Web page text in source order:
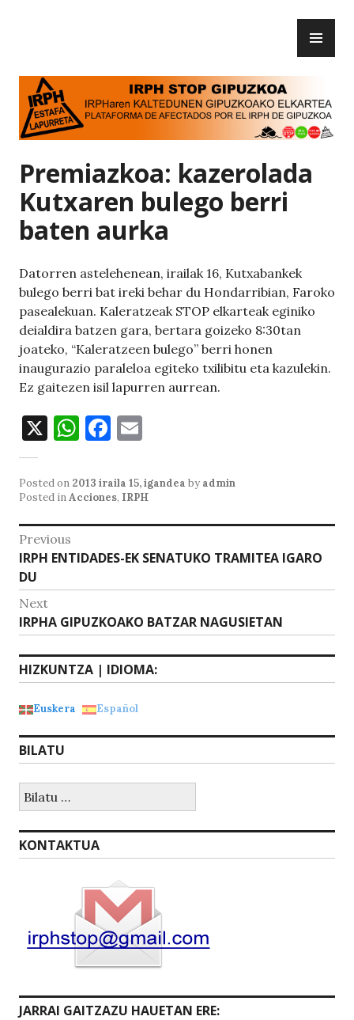
Premiazkoa: kazerolada
Kutxaren bulego berri
baten aurka
Datorren astelehenean, irailak 16, Kutxabankek
bulego berri bat ireki behar du Hondarribian, Faroko
pasealekuan. Kaleratzeak STOP elkarteak eginiko
deialdira batzen gara, bertara goizeko 8:30tan
joateko, “Kaleratzeen bulego” berri honen
inaugurazio paraleloa egiteko txilibitu eta kazulekin.
Ez gaitezen isil lapurren aurrean.
X W
at
s
A
p
F
c
e
b
o
ai
l
Posted on 2013 iraila 15, igandea by admin
Posted inAcciones, IRPH
Bidalketetan
zehar
nabigatu
Previous
Previous
post:
IRPH ENTIDADES-EK SENATUKO TRAMITEA IGARO
DU
Next
Next
post:
IRPHA GIPUZKOAKO BATZAR NAGUSIETAN
HIZKUNTZA | IDIOMA:
Euskera Español
BILATU
KONTAKTUA
JARRAI GAITZAZU HAUETAN ERE: